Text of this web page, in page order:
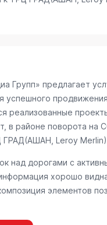
Групп» предлагает
успешного
реализованные
в районе поворота на
ГРАД(АШАН, Leroy
над дорогами с
хорошо
элементов